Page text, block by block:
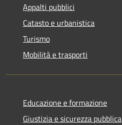
Appalti pubblici
Catasto e urbanistica
Turismo
Mobilità e trasporti
Educazione e formazione
Giustizia e sicurezza pubblica